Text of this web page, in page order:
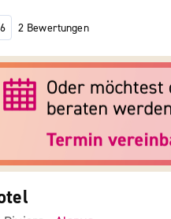
2 Bewertungen